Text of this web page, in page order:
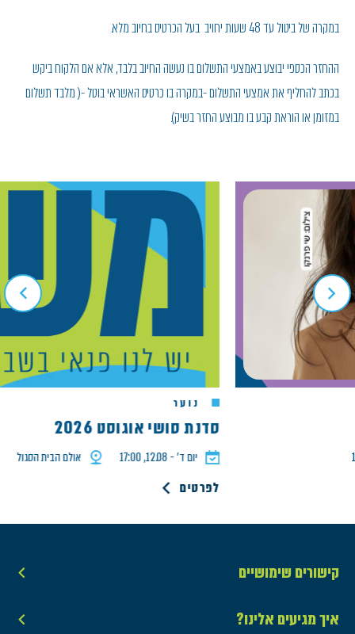
במקרה של ביטול עד 48 שעות יחויב בעל הכרטיס בחיוב מלא.
ההחזר הכספי יבוצע באמצעי התשלום בו נעשה החיוב בלבד, אלא אם הלקוח ביקש
בכתב להחליף את אמצעי התשלום -במקרה בו כרטיס האשראי בוטל -( מלבד תשלום
במזומן או הוראת קבע בו מבוצע החזר בשיק).
נוער
סדנת סושי אוגוסט 2026
יום ד׳ - 12.08, 17:00 אולם הבית הסגול
לפרטים
קישורים שימושיים
איך מגיעים אלינו?